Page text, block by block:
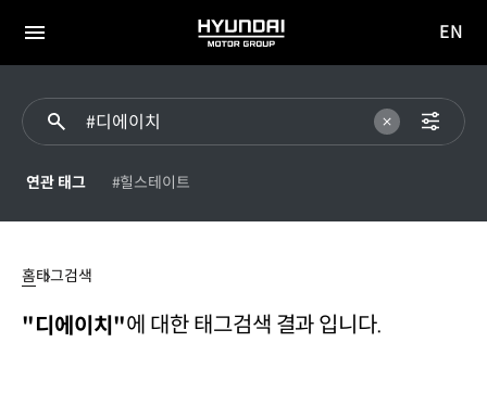
전체
HYUNDAI
MOTOR
이동
EN
연관 태그 #힐스테이트
홈태그검색
"디에이치"에 대한 태그검색 결과 입니다.